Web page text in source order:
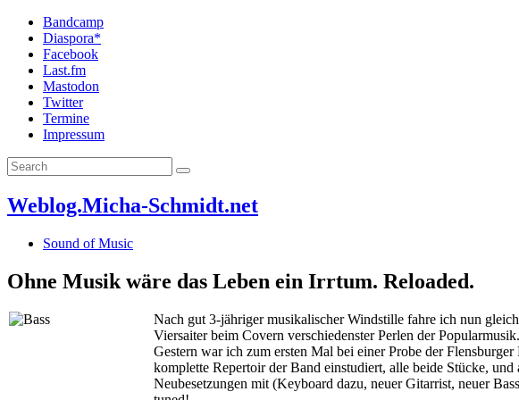
Bandcamp
Diaspora*
Facebook
Last.fm
Mastodon
Twitter
Termine
Impressum
Weblog.Micha-Schmidt.net
Sound of Music
Ohne Musik wäre das Leben ein Irrtum. Reloaded.
Nach gut 3-jähriger musikalischer Windstille fahre ich nun
Viersaiter beim Covern verschiedenster Perlen der Popularmusik.
Gestern war ich zum ersten Mal bei einer Probe der
komplette Repertoir der Band einstudiert, alle beide Stücke,
Neubesetzungen mit (Keyboard dazu, neuer Gitarrist, neuer